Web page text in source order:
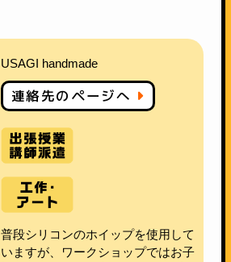
USAGI handmade
連絡先のページへ
普段シリコンのホイップを使用して
いますが、ワークショップではお子